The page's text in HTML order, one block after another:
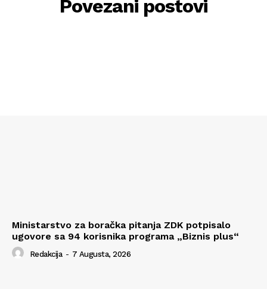
Povezani postovi
Ministarstvo za boračka pitanja ZDK potpisalo
ugovore sa 94 korisnika programa „Biznis plus“
Redakcija - 7 Augusta, 2026